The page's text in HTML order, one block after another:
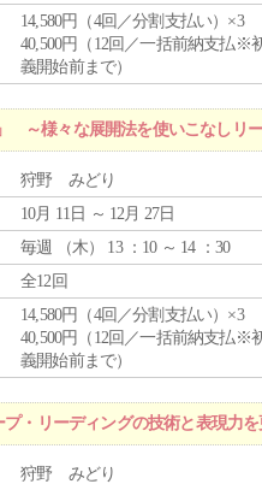
14,580円（4回／分割支払い）×3
40,500円（12回／一括前納支払※
義開始前まで）
～様々な展開法を使いこなしリ
狩野 みどり
10月 11日 ～ 12月 27日
毎週 （木） 13 ：10 ～ 14 ：30
全12回
14,580円（4回／分割支払い）×3
40,500円（12回／一括前納支払※
義開始前まで）
・リーディングの技術と表現力
狩野 みどり